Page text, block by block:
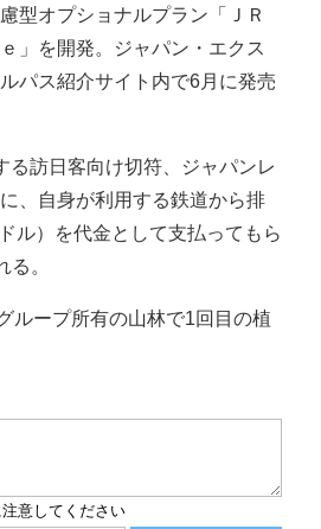
型オプショナルプラン「ＪＲ
」を開発。ジャパン・エクス
パス紹介サイト内で6月に発売
訪日客向け切符、ジャパンレ
、自身が利用する鉄道から排
ル）を代金として支払ってもら
。
ループ所有の山林で1回目の植